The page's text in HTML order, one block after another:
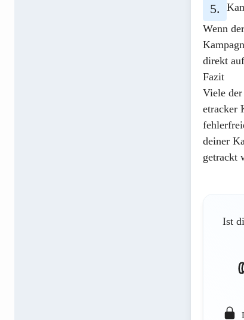
Wenn
direkt
Fazit
Viele der
etracker
deiner
getrackt
Ist